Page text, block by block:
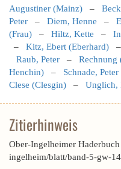
Augustiner (Mainz) –
Peter – Diem, Henne –
(Frau) – Hiltz, Kette –
– Kitz, Ebert (Eberhard)
Raub, Peter – Rechnung
Henchin) – Schnade, Peter
Clese (Clesgin) – Unglich,
Zitierhinweis
Ober-Ingelheimer
ingelheim/blatt/band-5-gw-